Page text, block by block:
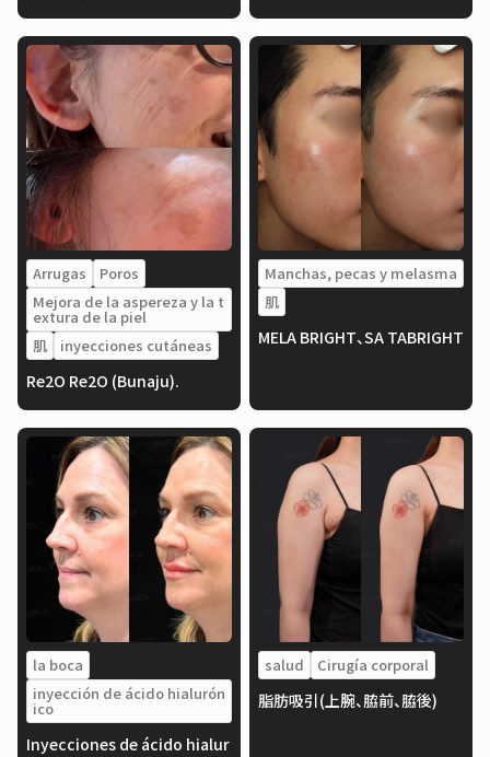
Arrugas
Poros
Mejora de la aspereza y la t
extura de la piel
肌
inyecciones cutáneas
Re2O Re2O (Bunaju).
Manchas, pecas y melasma
肌
MELA BRIGHT、SA TABRIGHT
la boca
inyección de ácido hialurón
ico
Inyecciones de ácido hialur
salud Cirugía corporal
脂肪吸引(上腕、脇前、脇後)